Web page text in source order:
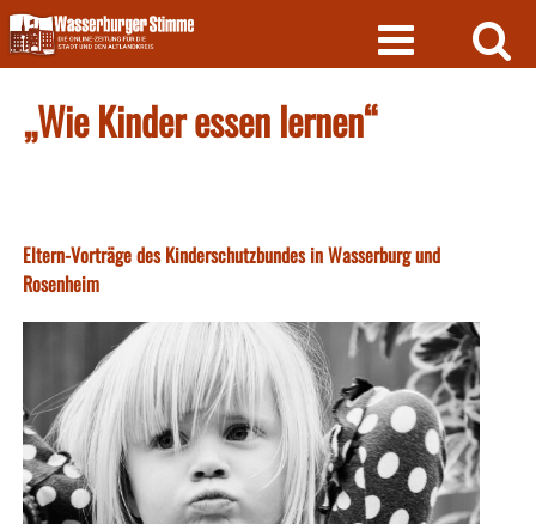
Skip
to
content
„Wie Kinder essen lernen“
Eltern-Vorträge des Kinderschutzbundes in Wasserburg und
Rosenheim